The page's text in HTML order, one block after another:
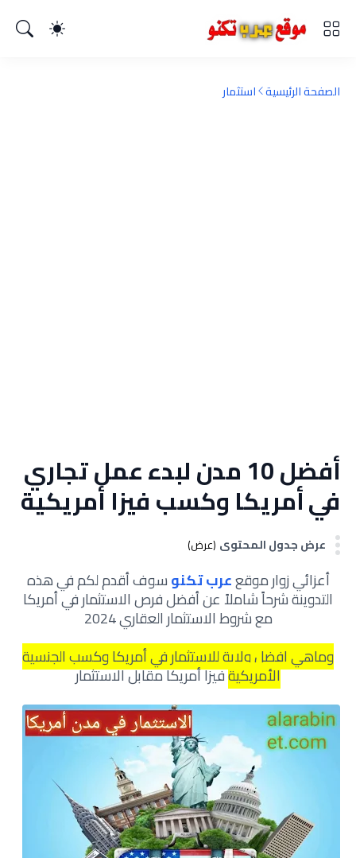
الصفحة الرئيسية استثمار
أفضل 10 مدن لبدء عمل تجاري
في أمريكا وكسب فيزا أمريكية
عرض جدول المحتوى (عرض)
أعزائي زوار موقععرب تكنوسوف أقدم لكم في هذه
التدوينة شرحاً شاملاً عن أفضل فرص الاستثمار في أمريكا
مع شروط الاستثمار العقاري 2024
وماهي افضل ولاية للاستثمار في أمريكا وكسب الجنسية
الأمريكيةفيزا أمريكا مقابل الاستثمار